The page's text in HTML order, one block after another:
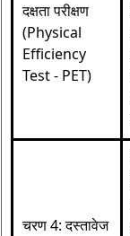
दक्षता परीक्षण
(Physical
Efficiency
Test - PET)
चरण 4: दस्तावेज